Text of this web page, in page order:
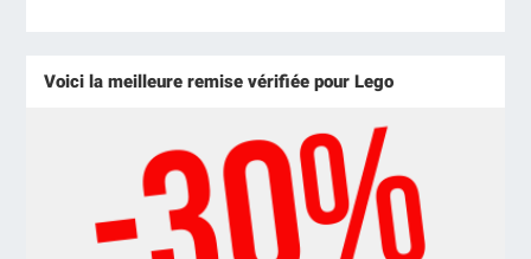
Voici la meilleure remise vérifiée pour Lego